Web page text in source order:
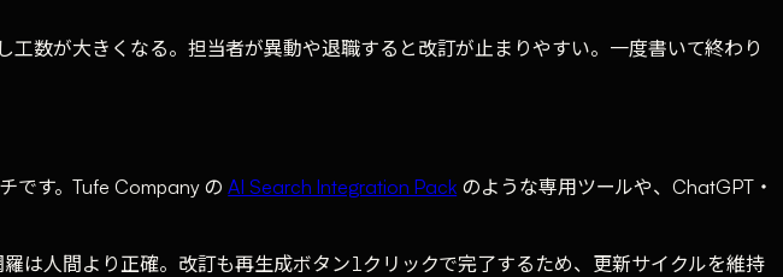
数が大きくなる。担当者が異動や退職すると改訂が止まりやすい。一度書いて終わり
です。Tufe Company のAI Search Integration Pack のような専用ツールや、ChatGPT・
は人間より正確。改訂も再生成ボタン1クリックで完了するため、更新サイクルを維持